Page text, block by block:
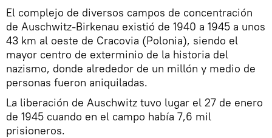
El complejo de diversos campos de concentración
de Auschwitz-Birkenau existió de 1940 a 1945 a unos
43 km al oeste de Cracovia (Polonia), siendo el
mayor centro de exterminio de la historia del
nazismo, donde alrededor de un millón y medio de
personas fueron aniquiladas.
La liberación de Auschwitz tuvo lugar el 27 de enero
de 1945 cuando en el campo había 7,6 mil
prisioneros.